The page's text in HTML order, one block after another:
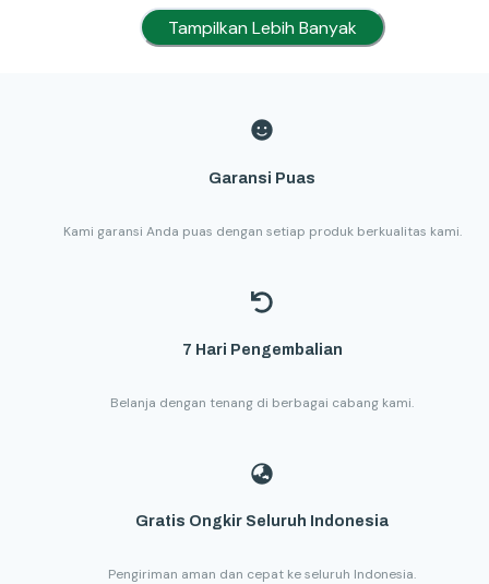
Tampilkan Lebih Banyak
Garansi Puas
Kami garansi Anda puas dengan setiap produk berkualitas kami.
7 Hari Pengembalian
Belanja dengan tenang di berbagai cabang kami.
Gratis Ongkir Seluruh Indonesia
Pengiriman aman dan cepat ke seluruh Indonesia.